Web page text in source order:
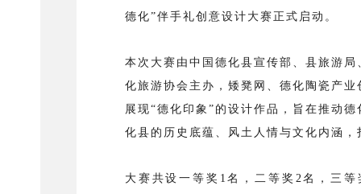
德化”伴手礼创意设计大赛正式启动。
本次大赛由中国德化县宣传部、县旅游
化旅游协会主办，矮凳网、德化陶瓷产
展现“德化印象”的设计作品，旨在推动
化县的历史底蕴、风土人情与文化内涵
大赛共设一等奖1名，二等奖2名，三